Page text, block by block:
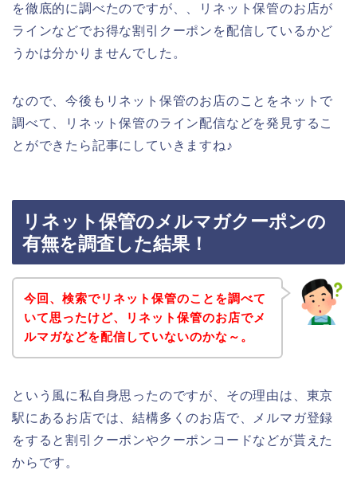
を徹底的に調べたのですが、、リネット保管のお店が
ラインなどでお得な割引クーポンを配信しているかど
うかは分かりませんでした。
なので、今後もリネット保管のお店のことをネットで
調べて、リネット保管のライン配信などを発見するこ
とができたら記事にしていきますね♪
リネット保管のメルマガクーポンの
有無を調査した結果！
今回、検索でリネット保管のことを調べて
いて思ったけど、リネット保管のお店でメ
ルマガなどを配信していないのかな～。
という風に私自身思ったのですが、その理由は、東京
駅にあるお店では、結構多くのお店で、メルマガ登録
をすると割引クーポンやクーポンコードなどが貰えた
からです。